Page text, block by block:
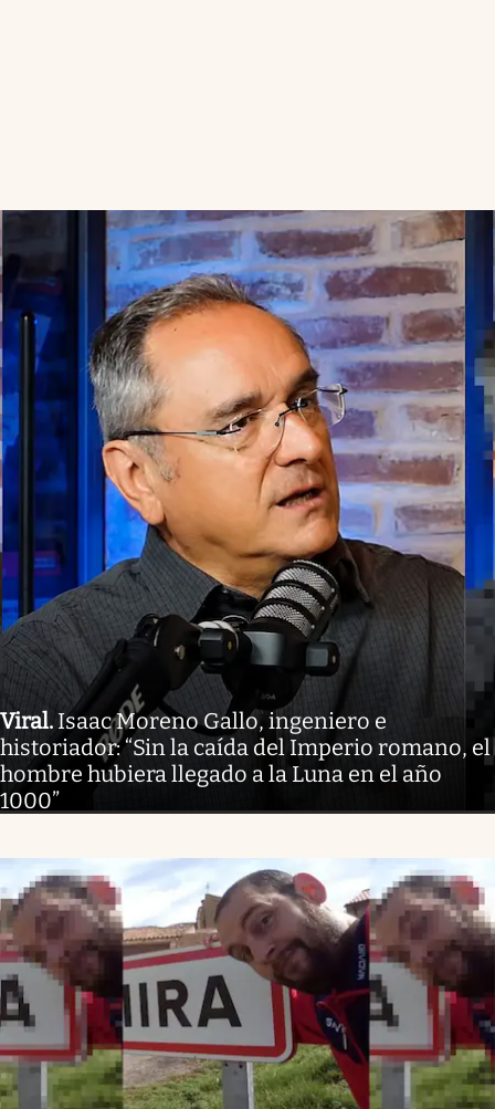
Viral. Isaac Moreno Gallo, ingeniero e
historiador: “Sin la caída del Imperio romano, el
hombre hubiera llegado a la Luna en el año
1000”